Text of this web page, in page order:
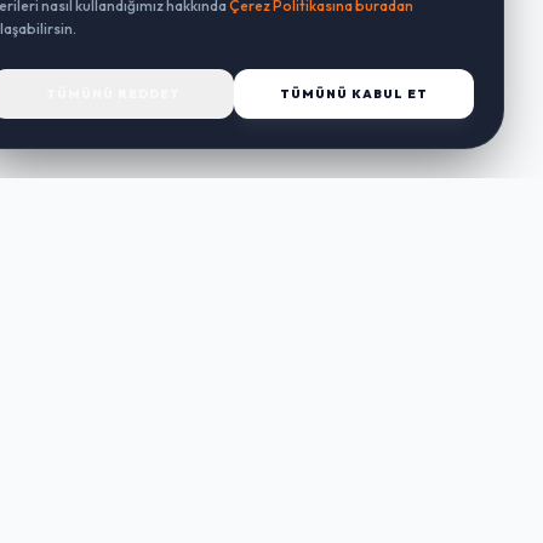
nasıl kullandığımız hakkında Çerez Politikasına buradan
TÜMÜNÜ KABUL ET